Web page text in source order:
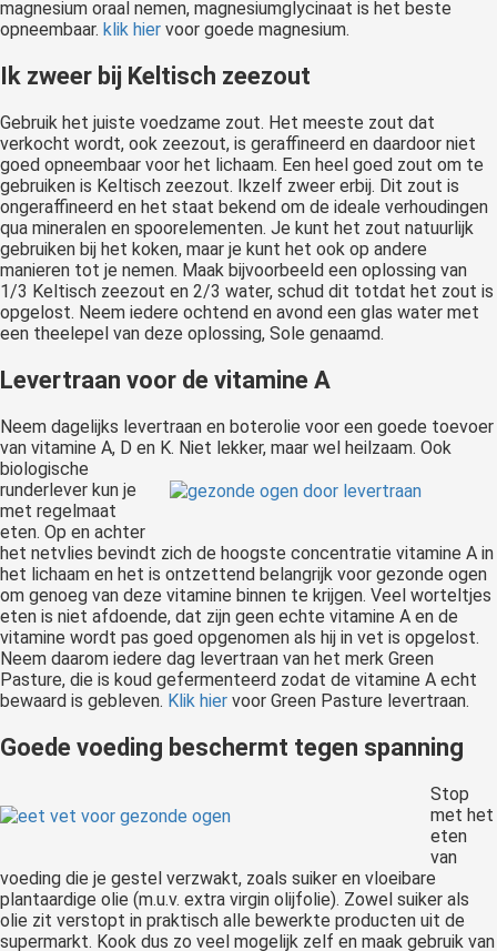
magnesium oraal nemen, magnesiumglycinaat is het beste
opneembaar. klik hier voor goede magnesium.
Ik zweer bij Keltisch zeezout
Gebruik het juiste voedzame zout. Het meeste zout dat
verkocht wordt, ook zeezout, is geraffineerd en daardoor niet
goed opneembaar voor het lichaam. Een heel goed zout om te
gebruiken is Keltisch zeezout. Ikzelf zweer erbij. Dit zout is
ongeraffineerd en het staat bekend om de ideale verhoudingen
qua mineralen en spoorelementen. Je kunt het zout natuurlijk
gebruiken bij het koken, maar je kunt het ook op andere
manieren tot je nemen. Maak bijvoorbeeld een oplossing van
1/3 Keltisch zeezout en 2/3 water, schud dit totdat het zout is
opgelost. Neem iedere ochtend en avond een glas water met
een theelepel van deze oplossing, Sole genaamd.
Levertraan voor de vitamine A
Neem dagelijks levertraan en boterolie voor een goede toevoer
van vitamine A, D en K. Niet lekker, maar wel heilzaam. Ook
biologische
runderlever kun je
met regelmaat
eten. Op en achter
het netvlies bevindt zich de hoogste concentratie vitamine A in
het lichaam en het is ontzettend belangrijk voor gezonde ogen
om genoeg van deze vitamine binnen te krijgen. Veel worteltjes
eten is niet afdoende, dat zijn geen echte vitamine A en de
vitamine wordt pas goed opgenomen als hij in vet is opgelost.
Neem daarom iedere dag levertraan van het merk Green
Pasture, die is koud gefermenteerd zodat de vitamine A echt
bewaard is gebleven. Klik hier voor Green Pasture levertraan.
Goede voeding beschermt tegen spanning
Stop
met het
eten
van
voeding die je gestel verzwakt, zoals suiker en vloeibare
plantaardige olie (m.u.v. extra virgin olijfolie). Zowel suiker als
olie zit verstopt in praktisch alle bewerkte producten uit de
supermarkt. Kook dus zo veel mogelijk zelf en maak gebruik van